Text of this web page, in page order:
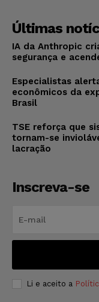
Últimas
IA da Anthropic
segurança e
Especialistas
econômicos da
Brasil
TSE reforça que
tornam-se
lacração
Inscreva-se
Li e aceito a